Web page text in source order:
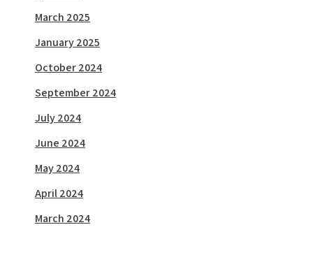
March 2025
January 2025
October 2024
September 2024
July 2024
June 2024
May 2024
April 2024
March 2024